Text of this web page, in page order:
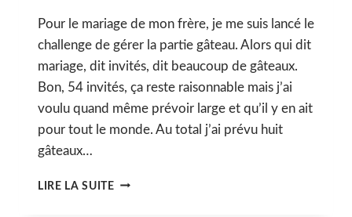
Pour le mariage de mon frère, je me suis lancé le
challenge de gérer la partie gâteau. Alors qui dit
mariage, dit invités, dit beaucoup de gâteaux.
Bon, 54 invités, ça reste raisonnable mais j’ai
voulu quand même prévoir large et qu’il y en ait
pour tout le monde. Au total j’ai prévu huit
gâteaux…
LIRE LA SUITEENTREMETS